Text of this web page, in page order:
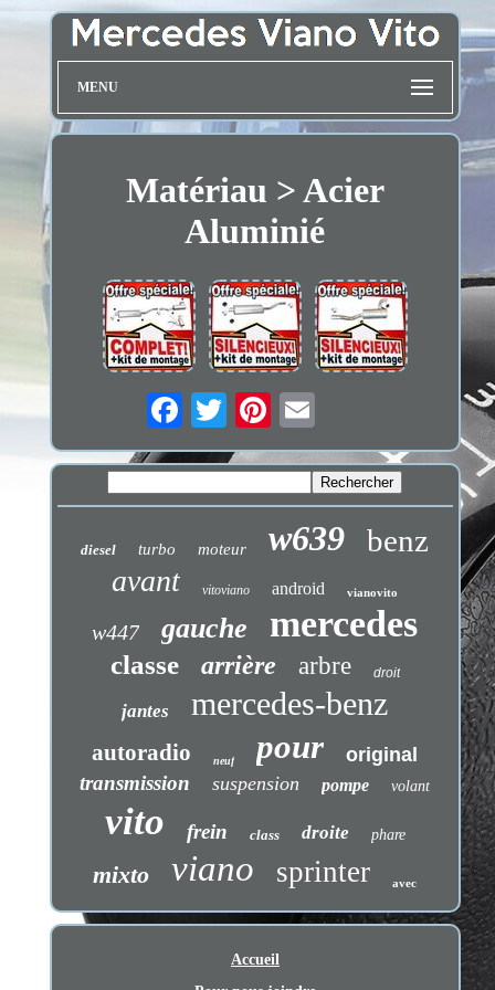
MENU
Matériau > Acier
Aluminié
diesel turbo moteur w639 benz
avant vitoviano android vianovito
w447 gauche mercedes
classe arrière arbre droit
jantes mercedes-benz
autoradio neuf pour original
transmission suspension pompe volant
vito frein class droite phare
mixto viano sprinter avec
Accueil